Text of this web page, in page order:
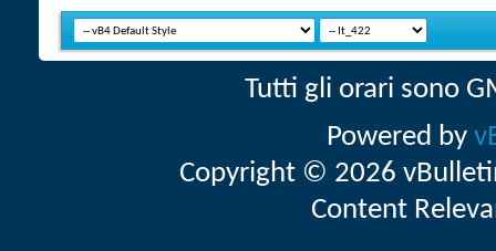
Tutti gli orari sono
Powered by
Copyright © 2026
Content